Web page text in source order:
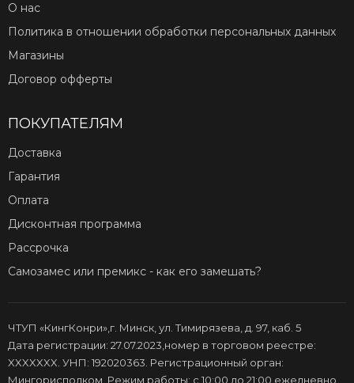
О нас
Политика в отношении обработки персональных данных
Магазины
Договор офферты
ПОКУПАТЕЛЯМ
Доставка
Гарантия
Оплата
Дисконтная программа
Рассрочка
Самозамес или премикс - как его замешать?
ЧТУП «КингКонри»,г. Минск, ул. Тимирязева, д. 97, каб. 5
Дата регистрации: 27.07.2023,номер в торговом реестре:
XXXXXXX. УНП: 192020363. Регистрационный орган:
Мингорисполком. Режим работы: с 10:00 до 21:00 ежедневно.